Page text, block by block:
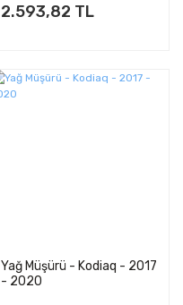
2.593,82 TL
Yağ Müşürü - Kodiaq - 2017
- 2020